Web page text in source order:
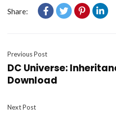
Share:
Previous Post
DC Universe:
Download
Next Post